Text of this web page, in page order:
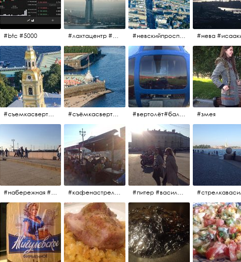
#btc #5000 #лахтацентр #лахта #башнягазпром #газпром #башня #небоскрёбпитера #небоскрёб #финскийзалив #санктпетербург #невскийпроспект #центргорода #санктпетербург #осень2017 #когдапаришьнадгородом
#съемкасвертолета #вертолёт #съёмкасвертолёта #петропавловскаякрепость #заячийостров #санктпетербург #съёмкасвертолёта #питер #петропавловскаякрепость #нева #осень2017 #вертолёт#балтийскиеавиалинии #петропавловскаякрепость #заячийостров #полётынадпитером #полётынадгородом #полёты #змея
#набережная #людигуляют #биржевоймост #кафенастрелкевасильевскогоострова #байкеры #питер #васильевскийостров #байкеры #иностранцы